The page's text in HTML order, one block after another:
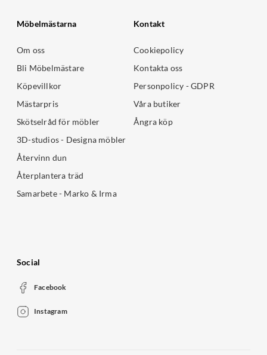
Möbelmästarna
Om oss
Bli Möbelmästare
Köpevillkor
Mästarpris
Skötselråd för möbler
3D-studios - Designa möbler
Återvinn dun
Återplantera träd
Samarbete - Marko & Irma
Kontakt
Cookiepolicy
Kontakta oss
Personpolicy - GDPR
Våra butiker
Ångra köp
Social
Facebook
Instagram